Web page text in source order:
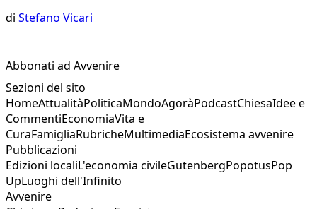
di Stefano Vicari
Abbonati ad Avvenire
Sezioni del sito
HomeAttualitàPoliticaMondoAgoràPodcastChiesaIdee e
CommentiEconomiaVita e
CuraFamigliaRubricheMultimediaEcosistema avvenire
Pubblicazioni
Edizioni localiL'economia civileGutenbergPopotusPop
UpLuoghi dell'Infinito
Avvenire